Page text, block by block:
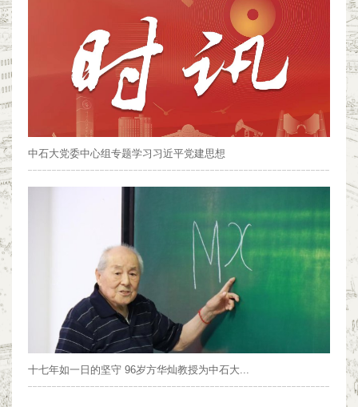
中石大党委中心组专题学习习近平党建思想
十七年如一日的坚守 96岁方华灿教授为中石大...